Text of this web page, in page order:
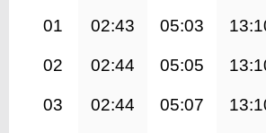
01 02:43 05:03
02 02:44 05:05
03 02:44 05:07